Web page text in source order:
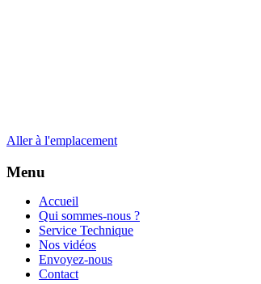
Aller à l'emplacement
Menu
Accueil
Qui sommes-nous ?
Service Technique
Nos vidéos
Envoyez-nous
Contact